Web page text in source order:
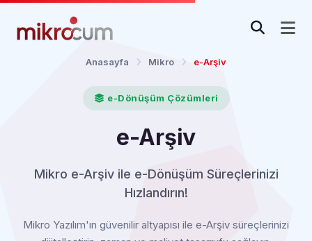
Anasayfa Mikro e-Arşiv
e-Dönüşüm Çözümleri
e-Arşiv
Mikro e-Arşiv ile e-Dönüşüm Süreçlerinizi
Hızlandırın!
Mikro Yazılım'ın güvenilir altyapısı ile e-Arşiv süreçlerinizi